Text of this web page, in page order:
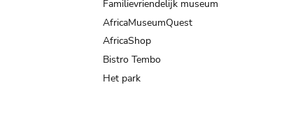
Familievriendelijk museum
AfricaMuseumQuest
AfricaShop
Bistro Tembo
Het park